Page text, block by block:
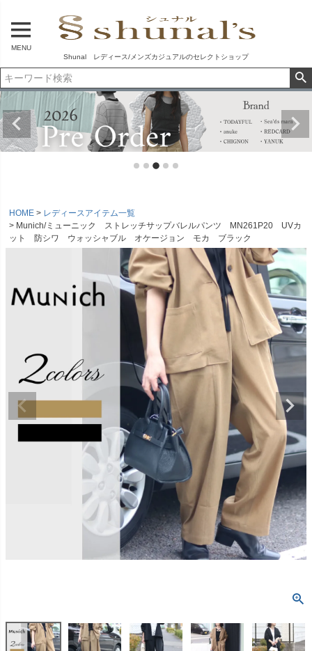
MENU
Shunal レディース/メンズカジュアルのセレクトショップ
HOME
レディースアイテム一覧
Munich/ミューニック ストレッチサップバレルパンツ MN261P20 UVカ
ット 防シワ ウォッシャブル オケージョン モカ ブラック